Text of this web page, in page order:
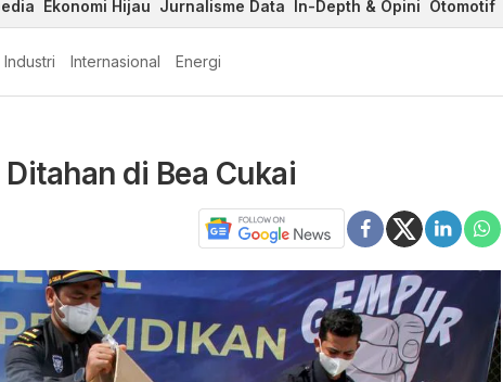
Ekonomi Hijau Jurnalisme Data In-Depth & Opini Otomotif
Industri Internasional Energi
di Bea Cukai